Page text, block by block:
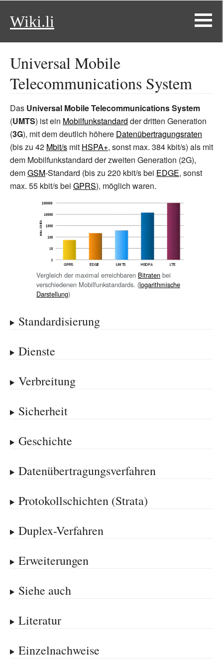
Wiki.li
Universal Mobile
Telecommunications System
Das Universal Mobile Telecommunications System
(UMTS) ist ein Mobilfunkstandard der dritten Generation
(3G), mit dem deutlich höhere Datenübertragungsraten
(bis zu 42 Mbit/s mit HSPA+, sonst max. 384 kbit/s) als mit
dem Mobilfunkstandard der zweiten Generation (2G),
demGSM-Standard (bis zu 220 kbit/s bei EDGE, sonst
max. 55 kbit/s bei GPRS), möglich waren.
Vergleich der maximal erreichbaren Bitraten bei
verschiedenen Mobilfunkstandards. (logarithmische
Darstellung)
Standardisierung
Dienste
Verbreitung
Sicherheit
Geschichte
Datenübertragungsverfahren
Protokollschichten (Strata)
Duplex-Verfahren
Erweiterungen
Siehe auch
Literatur
Einzelnachweise